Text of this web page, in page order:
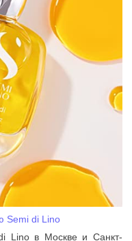
Semi di Lino
Lino в Москве и Санкт-